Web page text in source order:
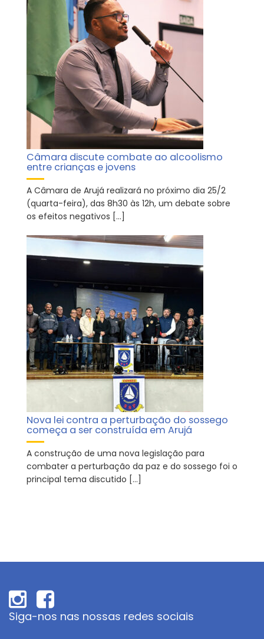
Câmara discute combate ao alcoolismo
entre crianças e jovens
A Câmara de Arujá realizará no próximo dia 25/2
(quarta-feira), das 8h30 às 12h, um debate sobre
os efeitos negativos […]
Nova lei contra a perturbação do sossego
começa a ser construída em Arujá
A construção de uma nova legislação para
combater a perturbação da paz e do sossego foi o
principal tema discutido […]
Siga-nos nas nossas redes sociais